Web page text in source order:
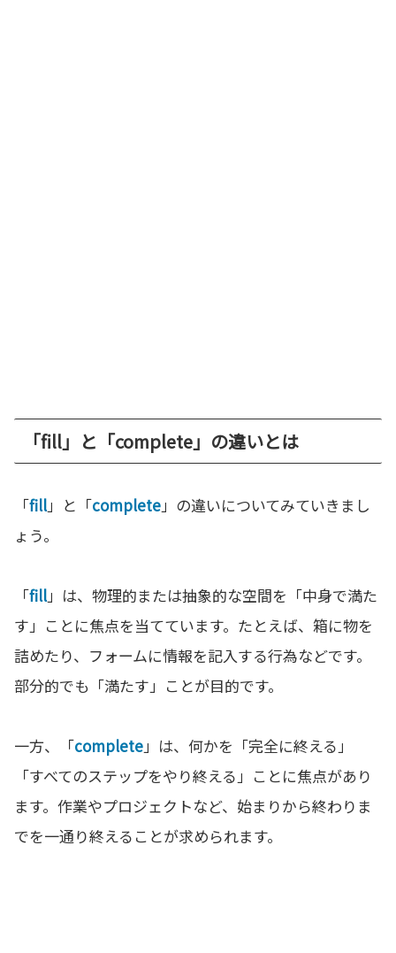
「fill」と「complete」の違いとは
「fill」と「complete」の違いについてみていきまし
ょう。
「fill」は、物理的または抽象的な空間を「中身で満た
す」ことに焦点を当てています。たとえば、箱に物を
詰めたり、フォームに情報を記入する行為などです。
部分的でも「満たす」ことが目的です。
一方、「complete」は、何かを「完全に終える」
「すべてのステップをやり終える」ことに焦点があり
ます。作業やプロジェクトなど、始まりから終わりま
でを一通り終えることが求められます。